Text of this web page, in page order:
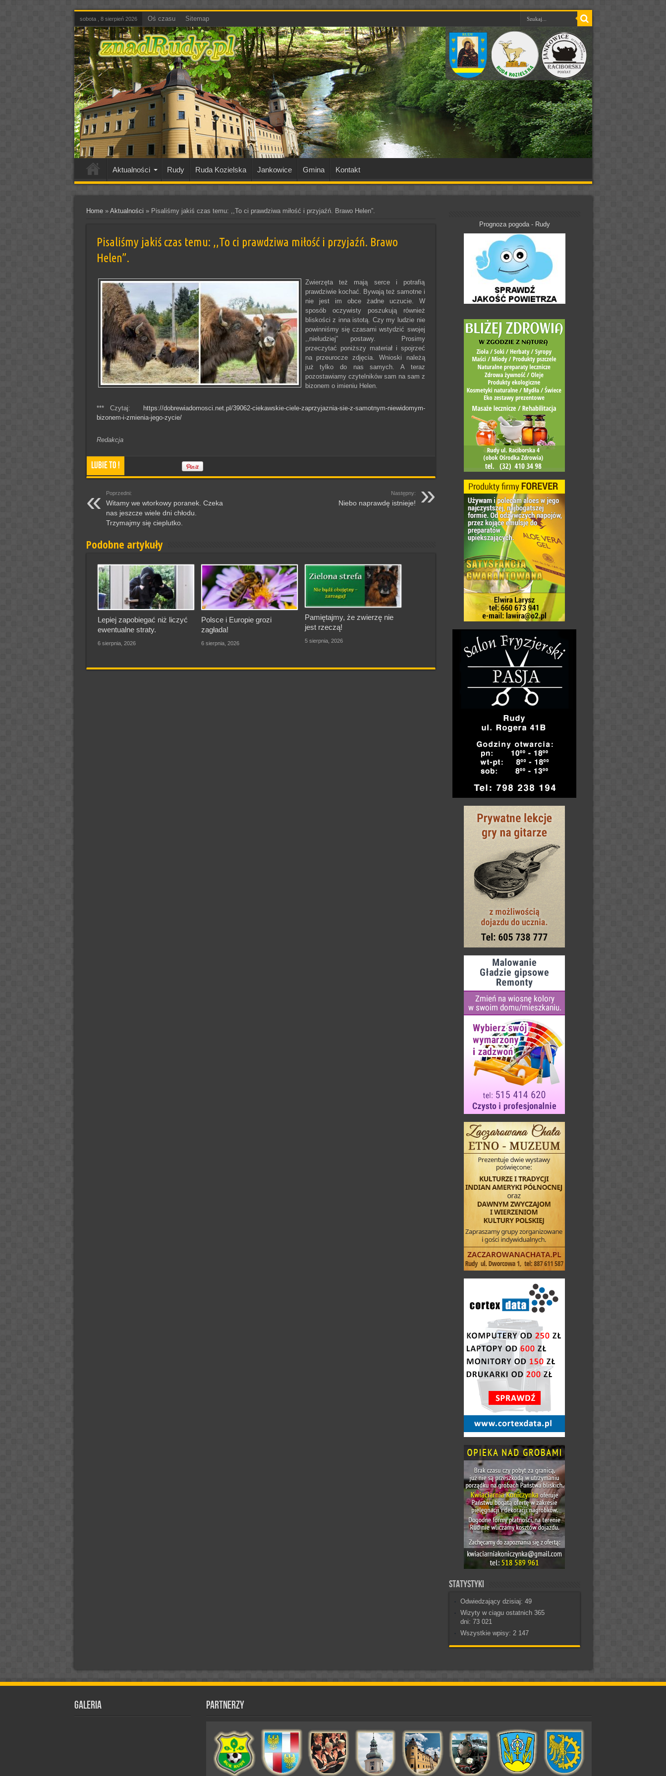
sobota , 8 sierpień 2026 Oś czasu Sitemap
Aktualności Rudy Ruda Kozielska Jankowice Gmina Kontakt
Home» Aktualności » Pisaliśmy jakiś czas temu: ,,To ci prawdziwa miłość i przyjaźń. Brawo Helen”.
Pisaliśmy jakiś czas temu: ,,To ci prawdziwa miłość i przyjaźń. Brawo
Helen”.
Zwierzęta też mają serce i potrafią
prawdziwie kochać. Bywają też samotne i
nie jest im obce żadne uczucie. W
sposób oczywisty poszukują również
bliskości z inna istotą. Czy my ludzie nie
powinniśmy się czasami wstydzić swojej
,,nieludziej” postawy. Prosimy
przeczytać poniższy materiał i spojrzeć
na przeurocze zdjęcia. Wnioski należą
już tylko do nas samych. A teraz
pozostawiamy czytelników sam na sam z
bizonem o imieniu Helen.
*** Czytaj:
https://dobrewiadomosci.net.pl/39062-ciekawskie-ciele-zaprzyjaznia-sie-z-samotnym-niewidomym-
bizonem-i-zmienia-jego-zycie/
Redakcja
Lubie To !
Poprzedni:
Witamy we wtorkowy poranek. Czeka
nas jeszcze wiele dni chłodu.
Trzymajmy się cieplutko.
Następny:
Niebo naprawdę istnieje!
Podobne artykuły
Lepiej zapobiegać niż liczyć
ewentualne straty.
6 sierpnia, 2026
Polsce i Europie grozi
zagłada!
6 sierpnia, 2026
Pamiętajmy, że zwierzę nie
jest rzeczą!
5 sierpnia, 2026
Prognoza pogoda - Rudy
Statystyki
Odwiedzający dzisiaj: 49
Wizyty w ciągu ostatnich 365
dni: 73 021
Wszystkie wpisy: 2 147
Galeria Partnerzy